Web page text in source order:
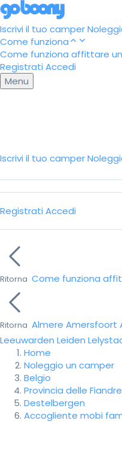
Iscrivi il tuo camper
Come funziona
Come funziona affittare
Registrati Accedi
Menu
Iscrivi il tuo camper
Registrati Accedi
Ritorna Come funziona
Ritorna Almere Amersfoort
Leeuwarden Leiden
Home
Noleggio un camper
Belgio
Provincia delle
Destelbergen
Accogliente mobi